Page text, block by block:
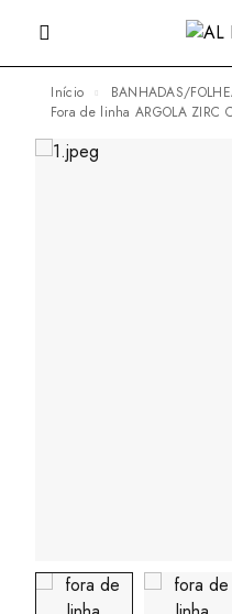
Início BANHADAS/
fora de linha ARGOLA ZIRC